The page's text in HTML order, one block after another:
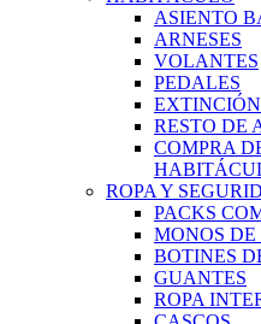
ASIENTO
ARNESES
VOLANTES
PEDALES
EXTINCIÓN
RESTO DE
COMPRA
ROPA Y
PACKS
MONOS
BOTINES
GUANTES
ROPA